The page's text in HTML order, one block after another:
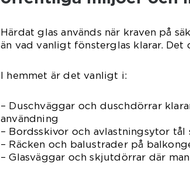
Härdat glas används när kraven på
än vad vanligt fönsterglas klarar.
I hemmet är det vanligt i:
– Duschväggar och duschdörrar
användning
– Bordsskivor och avlastningsytor
– Räcken och balustrader på
– Glasväggar och skjutdörrar där